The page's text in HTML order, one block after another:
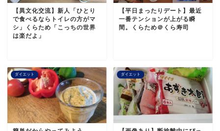
【異文化交流】新人「ひとり
で食べるならトイレの方がマ
シ」くらため「こっちの世界
は楽だよ」
【平日まったりデート】最近
一番テンションが上がる瞬
間。くらため＠くら寿司
ダイエット ダイエット